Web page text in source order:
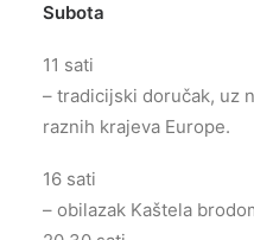
Subota
11 sati
– tradicijski doručak, uz
raznih krajeva Europe.
16 sati
– obilazak Kaštela